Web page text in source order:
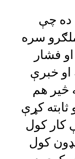
ده چې
سره
فشار
او خبرې
څیر هم
کړې
کار کول
کول